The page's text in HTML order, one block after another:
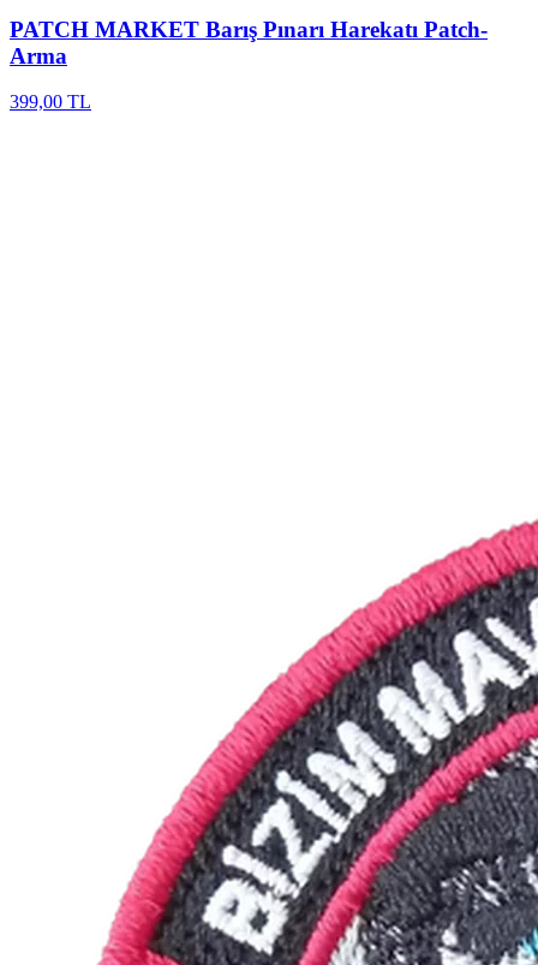
PATCH MARKET Barış Pınarı Harekatı Patch-
Arma
399,00 TL